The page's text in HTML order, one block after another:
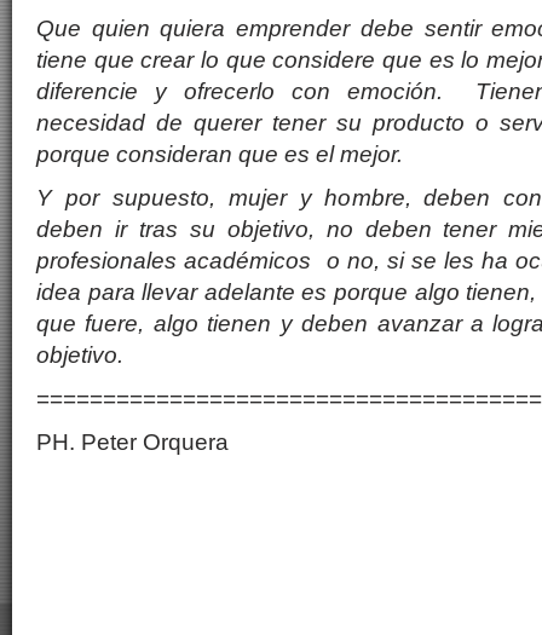
Que quien quiera emprender debe sentir
tiene que crear lo que considere que es lo
diferencie y ofrecerlo con emoción.
necesidad de querer tener su producto o
porque consideran que es el mejor.
Y por supuesto, mujer y hombre, deben
deben ir tras su objetivo, no deben tener
profesionales académicos o no, si se les ha
idea para llevar adelante es porque algo
que fuere, algo tienen y deben avanzar a
objetivo.
PH. Peter Orquera